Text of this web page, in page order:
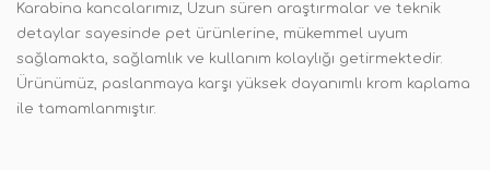
Karabina kancalarımız, Uzun süren araştırmalar ve teknik
detaylar sayesinde pet ürünlerine, mükemmel uyum
sağlamakta, sağlamlık ve kullanım kolaylığı getirmektedir.
Ürünümüz, paslanmaya karşı yüksek dayanımlı krom kaplama
ile tamamlanmıştır.